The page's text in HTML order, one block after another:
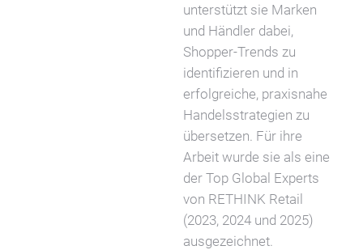
unterstützt sie Marken
und Händler dabei,
Shopper-Trends zu
identifizieren und in
erfolgreiche, praxisnahe
Handelsstrategien zu
übersetzen. Für ihre
Arbeit wurde sie als eine
der Top Global Experts
von RETHINK Retail
(2023, 2024 und 2025)
ausgezeichnet.